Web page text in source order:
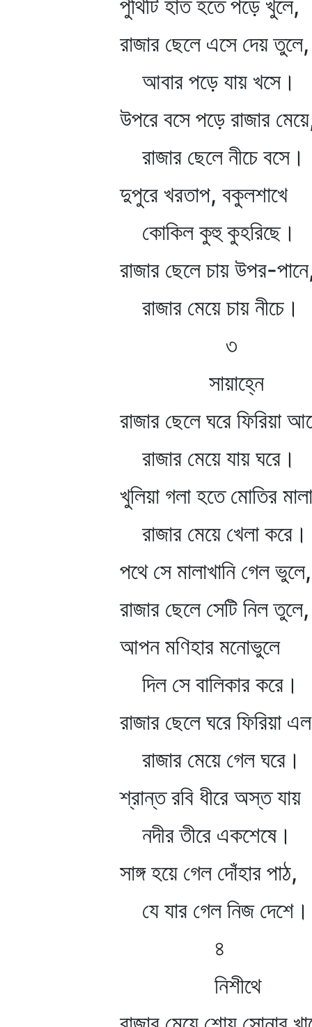
পুঁথিটি হাত হতে পড়ে খুলে,
রাজার ছেলে এসে দেয় তুলে,
আবার পড়ে যায় খসে।
উপরে বসে পড়ে রাজার
রাজার ছেলে নীচে বসে।
দুপুরে খরতাপ, বকুলশাখে
কোকিল কুহু কুহরিছে।
রাজার ছেলে চায় উপর-
রাজার মেয়ে চায় নীচে।
৩
সায়াহ্নে
রাজার ছেলে ঘরে ফিরিয়া
রাজার মেয়ে যায় ঘরে।
খুলিয়া গলা হতে মোতির মালা
রাজার মেয়ে খেলা করে।
পথে সে মালাখানি গেল ভুলে,
রাজার ছেলে সেটি নিল তুলে,
আপন মণিহার মনোভুলে
দিল সে বালিকার করে।
রাজার ছেলে ঘরে ফিরিয়া
রাজার মেয়ে গেল ঘরে।
শ্রান্ত রবি ধীরে অস্ত যায়
নদীর তীরে একশেষে।
সাঙ্গ হয়ে গেল দোঁহার পাঠ,
যে যার গেল নিজ দেশে।
৪
নিশীথে